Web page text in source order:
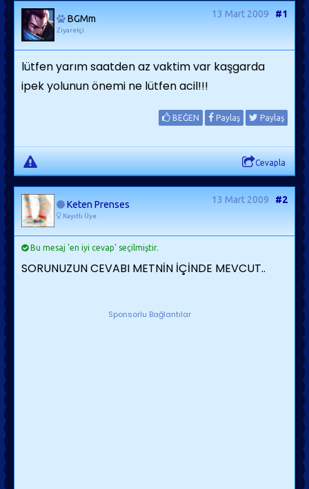
BGMm
Ziyaretçi
13 Mart 2009 #1
lütfen yarım saatden az vaktim var kaşgarda
ipek yolunun önemi ne lütfen acil!!!
BEĞEN Paylaş Paylaş
Cevapla
Keten Prenses
Kayıtlı Üye
13 Mart 2009 #2
Bu mesaj 'en iyi cevap' seçilmiştir.
SORUNUZUN CEVABI METNİN İÇİNDE MEVCUT..
Sponsorlu Bağlantılar